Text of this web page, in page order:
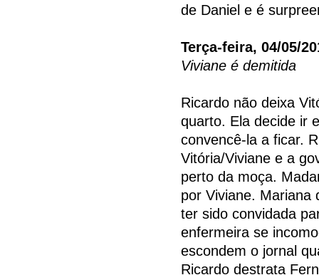
de Daniel e é
Terça-feira, 04/05/
Viviane é demitida
Ricardo não deixa
quarto. Ela decide ir
convencê-la a ficar.
Vitória/Viviane e a
perto da moça.
por Viviane. Mariana
ter sido convidada
enfermeira se
escondem o jornal
Ricardo destrata